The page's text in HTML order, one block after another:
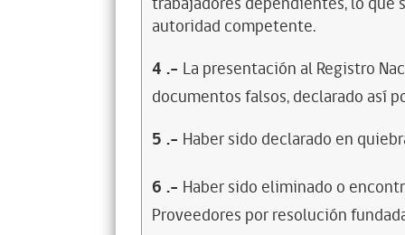
autoridad competente.
4 .- La presentación al Registro
documentos falsos, declarado así
5 .- Haber sido declarado en
6 .- Haber sido eliminado o
Proveedores por resolución